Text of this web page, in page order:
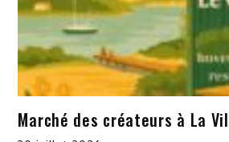
Marché des créateurs à La